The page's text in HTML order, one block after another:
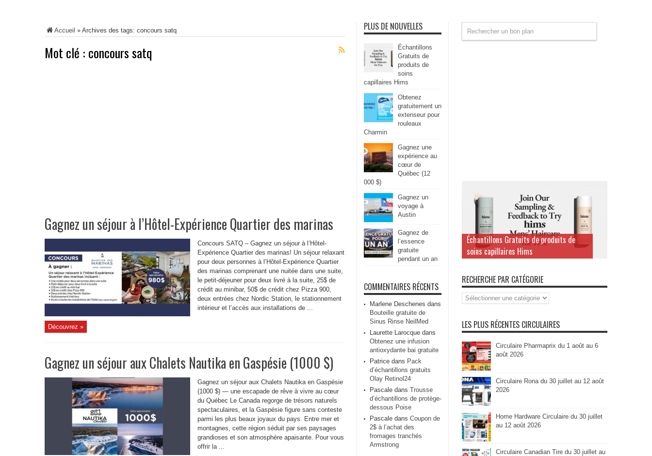
Accueil » Archives des tags: concours satq
Mot clé : concours satq
Gagnez un séjour à l’Hôtel-Expérience Quartier des marinas
Concours SATQ – Gagnez un séjour à l’Hôtel-
Expérience Quartier des marinas! Un séjour relaxant
pour deux personnes à l’Hôtel-Expérience Quartier
des marinas comprenant une nuitée dans une suite,
le petit-déjeuner pour deux livré à la suite, 25$ de
crédit au minibar, 50$ de crédit chez Pizza 900,
deux entrées chez Nordic Station, le stationnement
intérieur et l’accès aux installations de ...
Découvrez »
Gagnez un séjour aux Chalets Nautika en Gaspésie (1000 $)
Gagnez un séjour aux Chalets Nautika en Gaspésie
(1000 $) — une escapade de rêve à vivre au cœur
du Québec Le Canada regorge de trésors naturels
spectaculaires, et la Gaspésie figure sans conteste
parmi les plus beaux joyaux du pays. Entre mer et
montagnes, cette région séduit par ses paysages
grandioses et son atmosphère apaisante. Pour vous
offrir la ...
PLUS DE NOUVELLES
Échantillons
Gratuits de
produits de
soins
capillaires Hims
Obtenez
gratuitement un
extenseur pour
rouleaux
Charmin
Gagnez une
expérience au
cœur de
Québec (12
000 $)
Gagnez un
voyage à
Austin
Gagnez de
l’essence
gratuite
pendant un an
COMMENTAIRES RÉCENTS
Marlene Deschenes dans
Bouteille gratuite de
Sinus Rinse NeilMed
Laurette Larocque dans
Obtenez une infusion
antioxydante bai gratuite
Patrice dans Pack
d’échantillons gratuits
Olay Retinol24
Pascale dans Trousse
d’échantillons de protège-
dessous Poise
Pascale dans Coupon de
2$ à l’achat des
fromages tranchés
Armstrong
Échantillons Gratuits de produits de
soins capillaires Hims
RECHERCHE PAR CATÉGORIE
Recherche
par
LES PLUS RÉCENTES CIRCULAIRES
Circulaire Pharmaprix du 1 août au 6
août 2026
Circulaire Rona du 30 juillet au 12 août
2026
Home Hardware Circulaire du 30 juillet
au 12 août 2026
Circulaire Canadian Tire du 30 juillet au